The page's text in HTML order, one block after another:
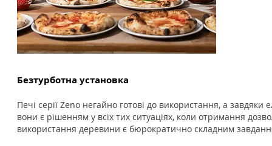
​​Безтурботна установка
Печі серії Zeno негайно готові до використання, а завдяки
вони є рішенням у всіх тих ситуаціях, коли отримання
використання деревини є бюрократично складним